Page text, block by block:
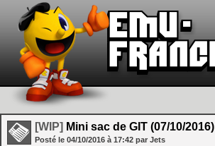
[WIP] Mini sac de GIT (07/10/2016)
Posté le 04/10/2016 à 17:42 par Jets